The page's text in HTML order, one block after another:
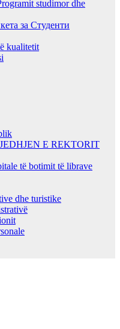
studimor dhe
за Студенти
kualitetit
E REKTORIT
të botimit të librave
dhe turistike